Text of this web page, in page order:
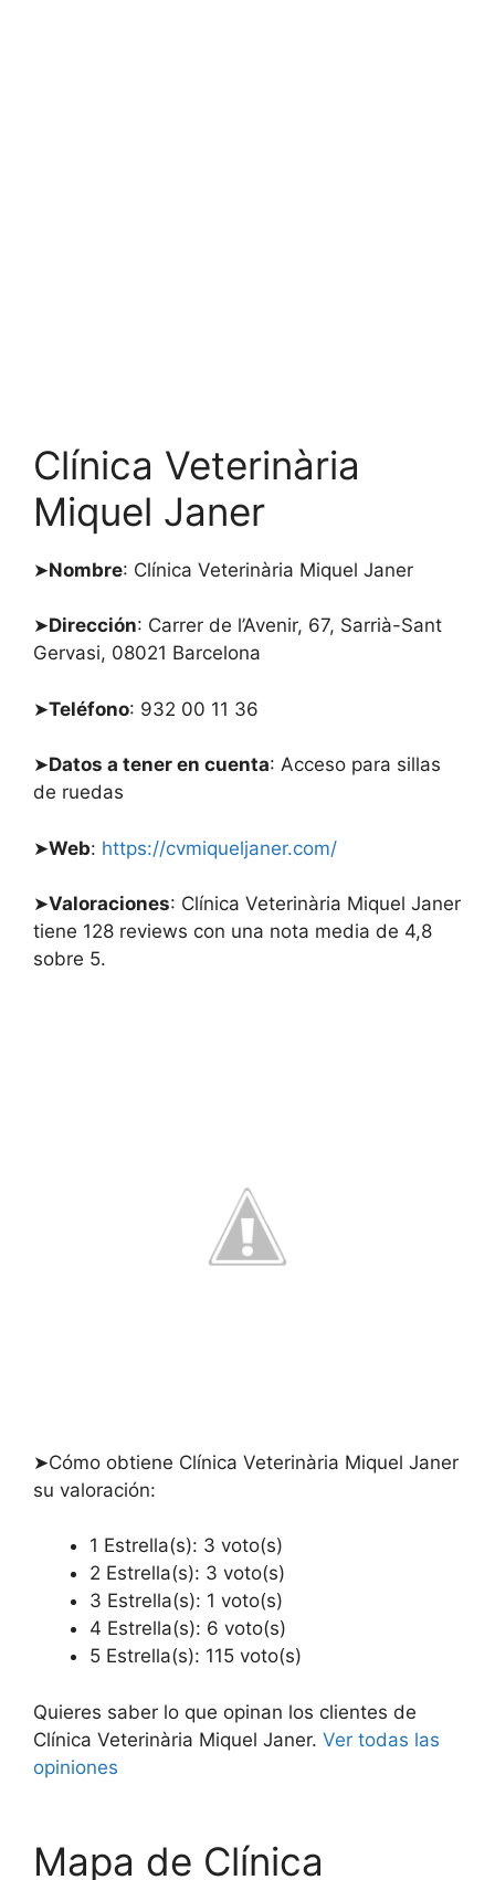
Clínica Veterinària
Miquel Janer
➤Nombre: Clínica Veterinària Miquel Janer
➤Dirección: Carrer de l’Avenir, 67, Sarrià-Sant
Gervasi, 08021 Barcelona
➤Teléfono: 932 00 11 36
➤Datos a tener en cuenta: Acceso para sillas
de ruedas
➤Web: https://cvmiqueljaner.com/
➤Valoraciones: Clínica Veterinària Miquel Janer
tiene 128 reviews con una nota media de 4,8
sobre 5.
➤Cómo obtiene Clínica Veterinària Miquel Janer
su valoración:
1 Estrella(s): 3 voto(s)
2 Estrella(s): 3 voto(s)
3 Estrella(s): 1 voto(s)
4 Estrella(s): 6 voto(s)
5 Estrella(s): 115 voto(s)
Quieres saber lo que opinan los clientes de
Clínica Veterinària Miquel Janer. Ver todas las
opiniones
Mapa de Clínica